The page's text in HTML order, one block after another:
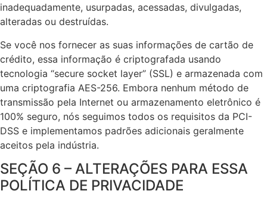
inadequadamente, usurpadas, acessadas, divulgadas,
alteradas ou destruídas.
Se você nos fornecer as suas informações de cartão de
crédito, essa informação é criptografada usando
tecnologia “secure socket layer” (SSL) e armazenada com
uma criptografia AES-256. Embora nenhum método de
transmissão pela Internet ou armazenamento eletrônico é
100% seguro, nós seguimos todos os requisitos da PCI-
DSS e implementamos padrões adicionais geralmente
aceitos pela indústria.
SEÇÃO 6 – ALTERAÇÕES PARA ESSA
POLÍTICA DE PRIVACIDADE